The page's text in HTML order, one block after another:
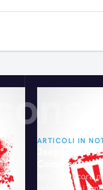
ARTICOLI IN
Jeep in Cina?
Compass
Non c'è ancora